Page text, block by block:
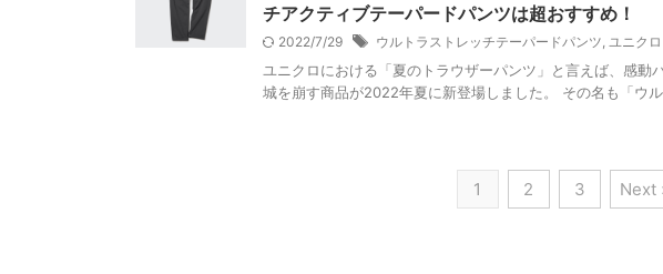
チアクティブテーパードパンツは超おすすめ！
2022/7/29 ウルトラストレッチテーパードパンツ ユニクロ
ユニクロにおける「夏のトラウザーパンツ」と言えば、感
城を崩す商品が2022年夏に新登場しました。 その名も「ウ
1 2 3 Next